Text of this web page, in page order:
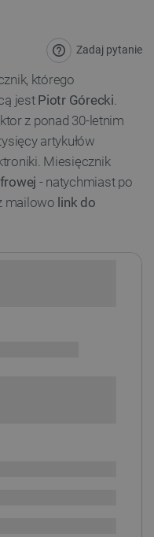
Zadaj pytanie
którego
jest Piotr Górecki.
z ponad 30-letnim
artykułów
Miesięcznik
- natychmiast po
mailowo link do